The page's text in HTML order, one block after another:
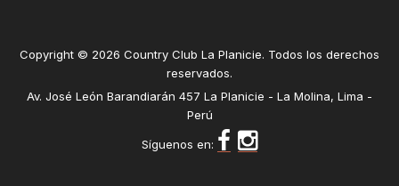
Copyright © 2026 Country Club La Planicie. Todos los derechos
reservados.
Av. José León Barandiarán 457 La Planicie - La Molina, Lima -
Perú
Síguenos en: